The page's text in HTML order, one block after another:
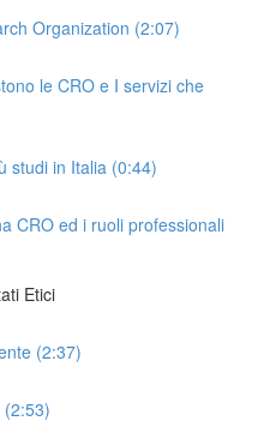
Organization (2:07)
le CRO e I servizi che
studi in Italia (0:44)
CRO ed i ruoli professionali
Etici
(2:37)
(2:53)